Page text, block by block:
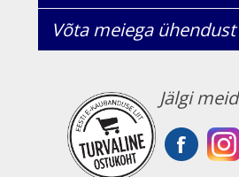
Võta meiega ühendust
Jälgi meid